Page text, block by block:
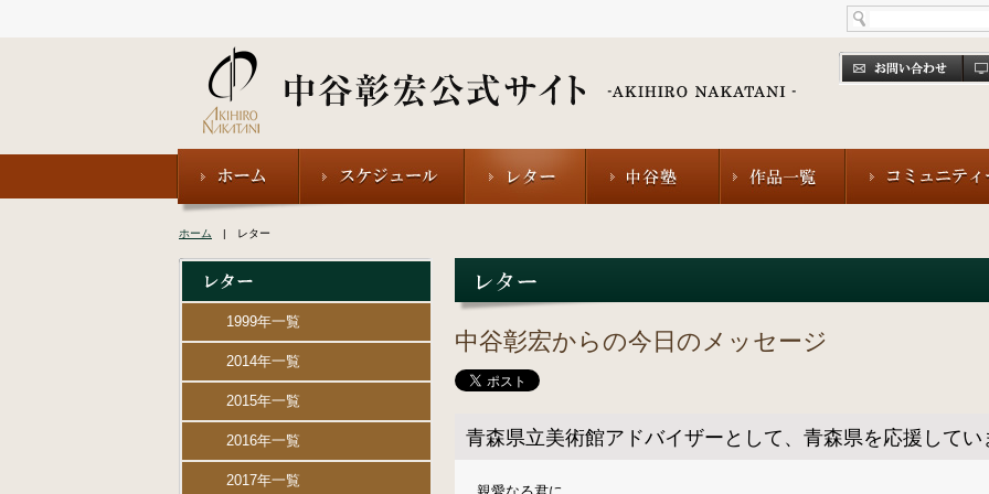
ホーム | レター
中谷彰宏からの今日のメッセージ
青森県立美術館アドバイザーとして、青森県を応援してい
1999年一覧
2014年一覧
2015年一覧
2016年一覧
2017年一覧